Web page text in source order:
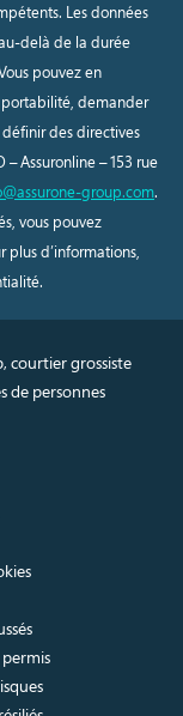
Les données
delà de la durée
pouvez en
portabilité, demander
des directives
– Assuronline – 153 rue
group.com.
vous pouvez
plus d’informations,
courtier grossiste
de personnes